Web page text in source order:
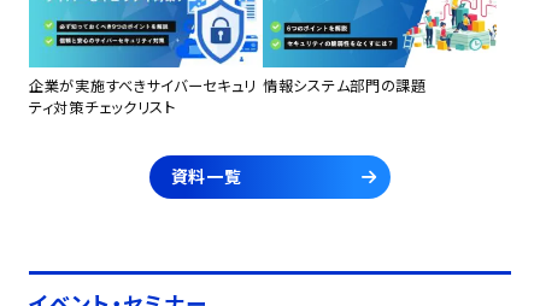
企業が実施すべきサイバーセキュリ
ティ対策チェックリスト
情報システム部門の課題
資料一覧